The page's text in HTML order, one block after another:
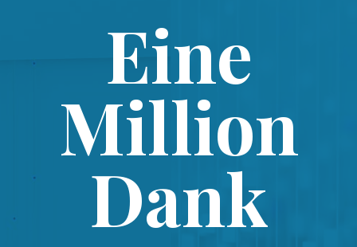
Eine
Million
Dank